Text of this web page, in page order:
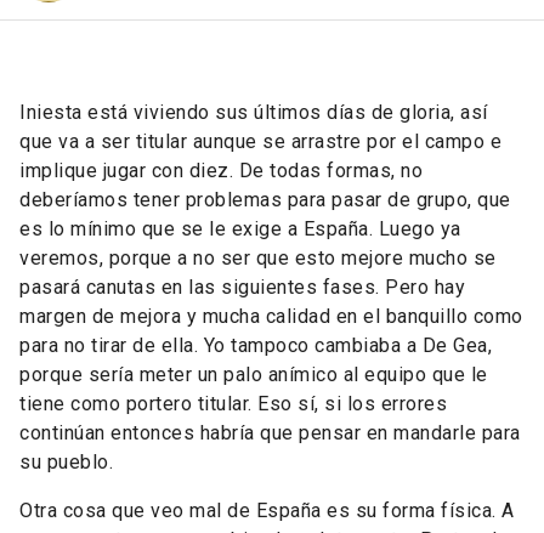
Iniesta está viviendo sus últimos días de gloria, así
que va a ser titular aunque se arrastre por el campo e
implique jugar con diez. De todas formas, no
deberíamos tener problemas para pasar de grupo, que
es lo mínimo que se le exige a España. Luego ya
veremos, porque a no ser que esto mejore mucho se
pasará canutas en las siguientes fases. Pero hay
margen de mejora y mucha calidad en el banquillo como
para no tirar de ella. Yo tampoco cambiaba a De Gea,
porque sería meter un palo anímico al equipo que le
tiene como portero titular. Eso sí, si los errores
continúan entonces habría que pensar en mandarle para
su pueblo.
Otra cosa que veo mal de España es su forma física. A